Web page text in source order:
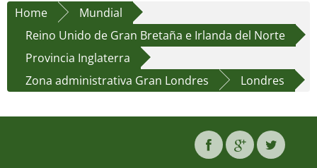
Home
Mundial
Reino Unido de Gran Bretaña e Irlanda del Norte
Provincia Inglaterra
Zona administrativa Gran Londres
Londres